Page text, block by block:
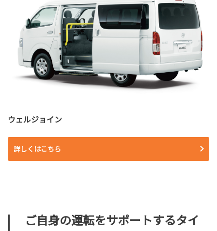
ウェルジョイン
詳しくはこちら
ご自身の運転をサポートするタイ